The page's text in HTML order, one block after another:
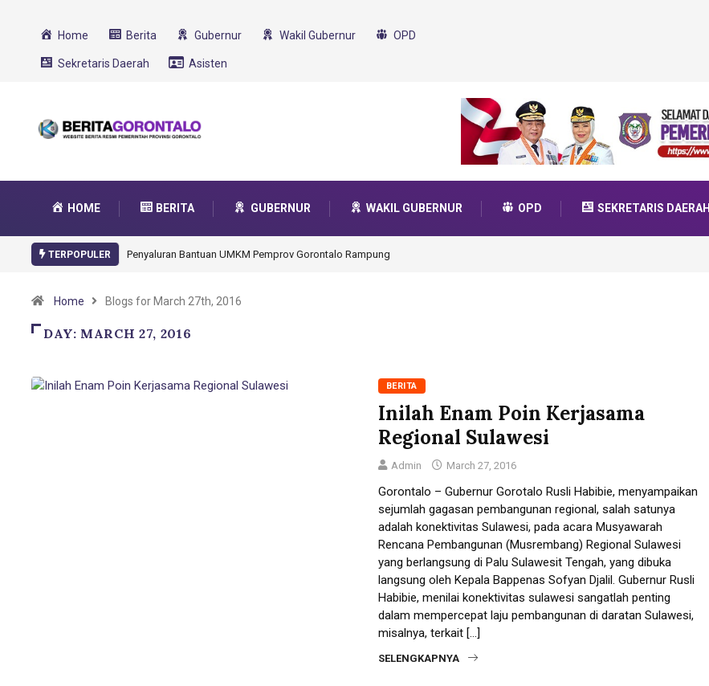
Home Berita Gubernur Wakil Gubernur OPD
Sekretaris Daerah Asisten
HOME BERITA GUBERNUR WAKIL GUBERNUR OPD SEKRETARIS DAERAH
TERPOPULER Penyaluran Bantuan UMKM Pemprov Gorontalo Rampung
Home Blogs for March 27th, 2016
DAY: MARCH 27, 2016
BERITA
Inilah Enam Poin Kerjasama
Regional Sulawesi
Admin March 27, 2016
Gorontalo – Gubernur Gorotalo Rusli Habibie, menyampaikan
sejumlah gagasan pembangunan regional, salah satunya
adalah konektivitas Sulawesi, pada acara Musyawarah
Rencana Pembangunan (Musrembang) Regional Sulawesi
yang berlangsung di Palu Sulawesit Tengah, yang dibuka
langsung oleh Kepala Bappenas Sofyan Djalil. Gubernur Rusli
Habibie, menilai konektivitas sulawesi sangatlah penting
dalam mempercepat laju pembangunan di daratan Sulawesi,
misalnya, terkait […]
SELENGKAPNYA